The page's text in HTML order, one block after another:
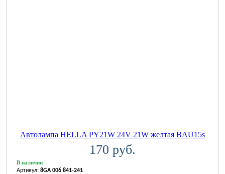
Автолампа HELLA PY21W 24V 21W желтая BAU15s
170 руб.
В наличии
Артикул: 8GA 006 841-241